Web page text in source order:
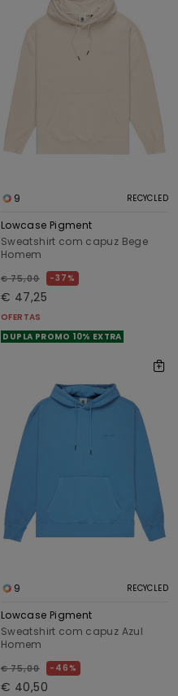
9 RECYCLED
Lowcase Pigment
Sweatshirt com capuz Bege
Homem
€ 75,00 37%
€ 47,25
OFERTAS
DUPLA PROMO 10% EXTRA
9 RECYCLED
Lowcase Pigment
Sweatshirt com capuz Azul
Homem
€ 75,00 46%
€ 40,50